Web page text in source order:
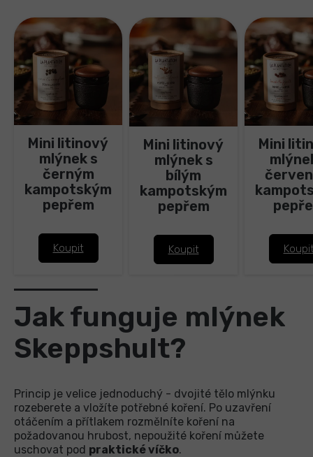
Mini litinový
mlýnek s
černým
kampotským
pepřem
Koupit
Mini litinový
mlýnek s
bílým
kampotským
pepřem
Koupit
Mini
Jak funguje mlýnek
Skeppshult?
Princip je velice jednoduchý - dvojité tělo mlýnku
rozeberete a vložíte potřebné koření. Po uzavření
otáčením a přítlakem rozmělníte koření na
požadovanou hrubost, nepoužité koření můžete
uschovat pod praktické víčko.